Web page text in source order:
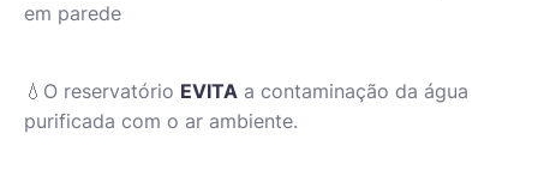
em parede
💧O reservatório EVITA a contaminação da água
purificada com o ar ambiente.